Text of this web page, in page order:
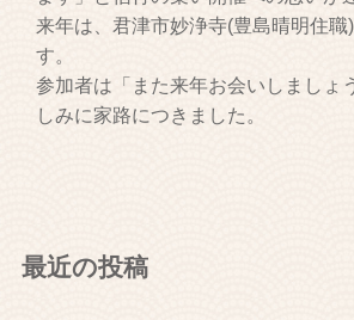
来年は、君津市妙浄寺(豊島晴明住職
す。
参加者は「また来年お会いしましょ
しみに家路につきました。
最近の投稿